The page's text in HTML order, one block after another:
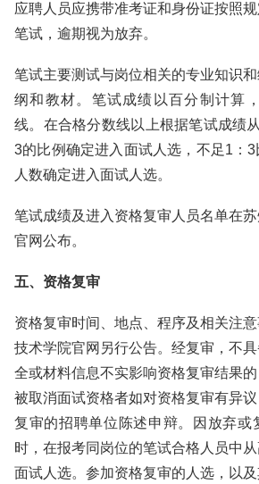
应聘人员应携带准考证和身份证按照
笔试，逾期视为放弃。
笔试主要测试与岗位相关的专业知识
纲和教材。笔试成绩以百分制计算
线。在合格分数线以上根据笔试成绩
3的比例确定进入面试人选，不足1：
人数确定进入面试人选。
笔试成绩及进入资格复审人员名单在
官网公布。
五、资格复审
资格复审时间、地点、程序及相关注
技术学院官网另行公告。经复审，不
全或材料信息不实影响资格复审结果的
被取消面试资格者如对资格复审有异
复审的招聘单位陈述申辩。因放弃或
时，在报考同岗位的笔试合格人员中
面试人选。参加资格复审的人选，以